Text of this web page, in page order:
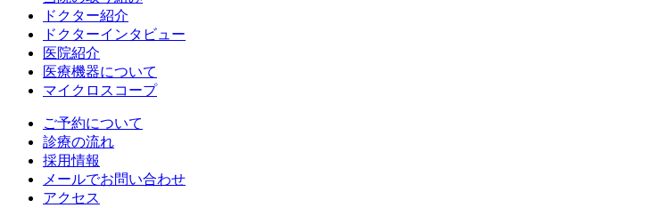
ドクター紹介
ドクターインタビュー
医院紹介
医療機器について
マイクロスコープ
ご予約について
診療の流れ
採用情報
メールでお問い合わせ
アクセス